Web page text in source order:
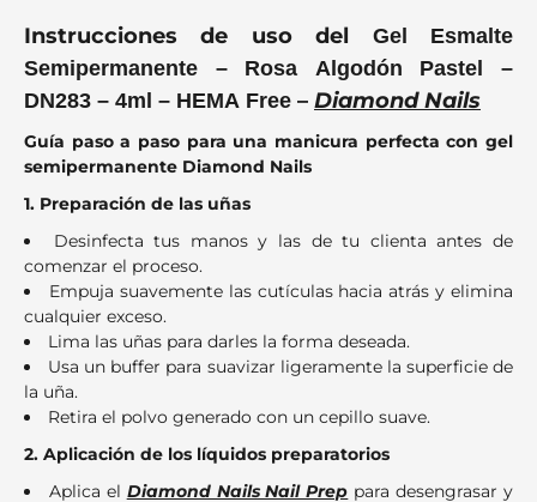
Instrucciones de uso del Gel Esmalte
Semipermanente – Rosa Algodón Pastel –
DN283 – 4ml – HEMA Free – Diamond Nails
Guía paso a paso para una manicura perfecta con gel
semipermanente Diamond Nails
1. Preparación de las uñas
Desinfecta tus manos y las de tu clienta antes de
comenzar el proceso.
Empuja suavemente las cutículas hacia atrás y elimina
cualquier exceso.
Lima las uñas para darles la forma deseada.
Usa un buffer para suavizar ligeramente la superficie de
la uña.
Retira el polvo generado con un cepillo suave.
2. Aplicación de los líquidos preparatorios
Aplica el Diamond Nails Nail Prep para desengrasar y